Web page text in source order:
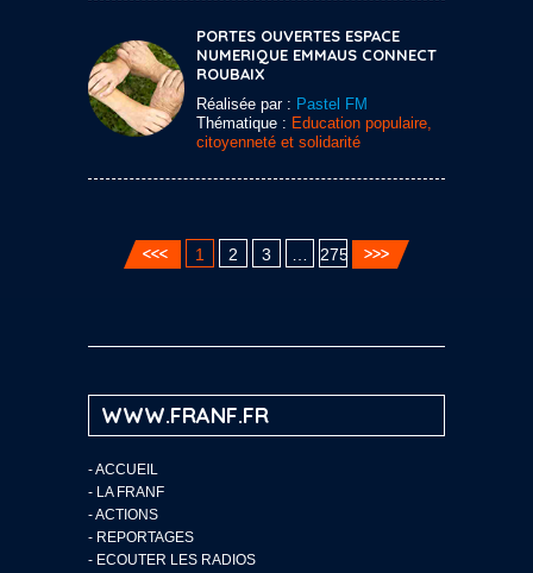
PORTES OUVERTES ESPACE
NUMERIQUE EMMAUS CONNECT
ROUBAIX
Réalisée par : Pastel FM
Thématique : Education populaire,
citoyenneté et solidarité
1 2 3 275
WWW.FRANF.FR
-ACCUEIL
- LA FRANF
-ACTIONS
- REPORTAGES
- ECOUTER LES RADIOS